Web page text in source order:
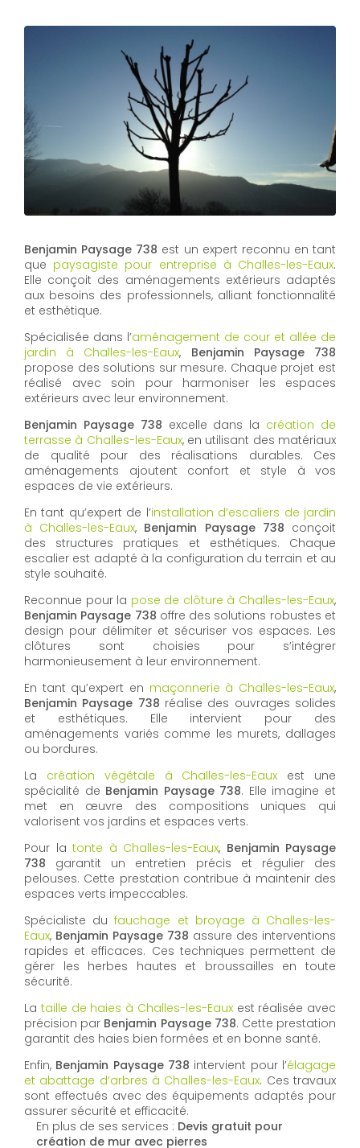
Benjamin Paysage 738 est un expert reconnu en tant
que paysagiste pour entreprise à Challes-les-Eaux.
Elle conçoit des aménagements extérieurs adaptés
aux besoins des professionnels, alliant fonctionnalité
et esthétique.
Spécialisée dans l’aménagement de cour et allée de
jardin à Challes-les-Eaux, Benjamin Paysage 738
propose des solutions sur mesure. Chaque projet est
réalisé avec soin pour harmoniser les espaces
extérieurs avec leur environnement.
Benjamin Paysage 738 excelle dans la création de
terrasse à Challes-les-Eaux, en utilisant des matériaux
de qualité pour des réalisations durables. Ces
aménagements ajoutent confort et style à vos
espaces de vie extérieurs.
En tant qu’expert de l’installation d’escaliers de jardin
à Challes-les-Eaux, Benjamin Paysage 738 conçoit
des structures pratiques et esthétiques. Chaque
escalier est adapté à la configuration du terrain et au
style souhaité.
Reconnue pour la pose de clôture à Challes-les-Eaux,
Benjamin Paysage 738 offre des solutions robustes et
design pour délimiter et sécuriser vos espaces. Les
clôtures sont choisies pour s’intégrer
harmonieusement à leur environnement.
En tant qu’expert en maçonnerie à Challes-les-Eaux,
Benjamin Paysage 738 réalise des ouvrages solides
et esthétiques. Elle intervient pour des
aménagements variés comme les murets, dallages
ou bordures.
La création végétale à Challes-les-Eaux est une
spécialité de Benjamin Paysage 738. Elle imagine et
met en œuvre des compositions uniques qui
valorisent vos jardins et espaces verts.
Pour la tonte à Challes-les-Eaux, Benjamin Paysage
738 garantit un entretien précis et régulier des
pelouses. Cette prestation contribue à maintenir des
espaces verts impeccables.
Spécialiste dufauchage et broyage à Challes-les-
Eaux, Benjamin Paysage 738 assure des interventions
rapides et efficaces. Ces techniques permettent de
gérer les herbes hautes et broussailles en toute
sécurité.
La taille de haies à Challes-les-Eauxest réalisée avec
précision par Benjamin Paysage 738. Cette prestation
garantit des haies bien formées et en bonne santé.
Enfin, Benjamin Paysage 738 intervient pour l’élagage
et abattage d’arbres à Challes-les-Eaux. Ces travaux
sont effectués avec des équipements adaptés pour
assurer sécurité et efficacité.
En plus de ses services : Devis gratuit pour
création de mur avec pierres